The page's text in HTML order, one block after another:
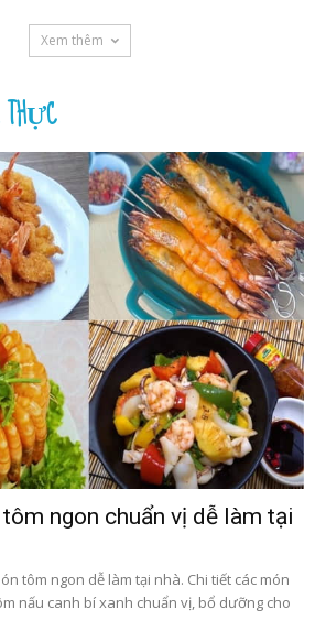
Xem thêm
ngon chuẩn vị dễ làm tại
tôm ngon dễ làm tại nhà. Chi tiết các món
nấu canh bí xanh chuẩn vị, bổ dưỡng cho